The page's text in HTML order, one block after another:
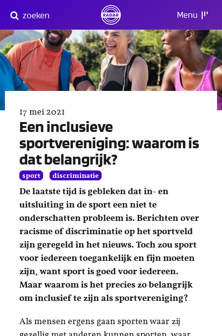
naar
content
zoeken Menu
17 mei 2021
Een inclusieve
sportvereniging: waarom is
dat belangrijk?
sport discriminatie
De laatste tijd is gebleken dat in- en
uitsluiting in de sport een niet te
onderschatten probleem is. Berichten over
racisme of discriminatie op het sportveld
zijn geregeld in het nieuws. Toch zou sport
voor iedereen toegankelijk en fijn moeten
zijn, want sport is goed voor iedereen.
Maar waarom is het precies zo belangrijk
om inclusief te zijn als sportvereniging?
Als mensen ergens gaan sporten waar zij